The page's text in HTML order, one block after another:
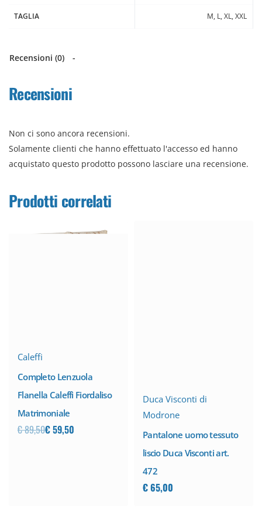
Uso consigliato
termico nelle stagioni fredde.
Lavorazione italiana con lana selezionata.
TAGLIA M, L, XL, XXL
Recensioni (0)
Recensioni
Non ci sono ancora recensioni.
Solamente clienti che hanno effettuato l'accesso ed hanno
acquistato questo prodotto possono lasciare una recensione.
Prodotti correlati
Caleffi
Completo Lenzuola
Flanella Caleffi Fiordaliso
Matrimoniale
€89,50€59,50
Duca Visconti di
Modrone
Pantalone uomo tessuto
liscio Duca Visconti art.
472
€65,00